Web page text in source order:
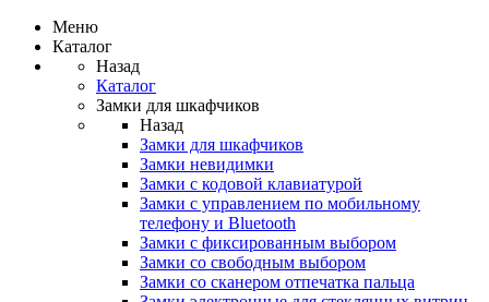
Меню
Каталог
Назад
Каталог
Замки для шкафчиков
Назад
Замки для шкафчиков
Замки невидимки
Замки с кодовой клавиатурой
Замки с управлением по мобильному
телефону и Bluetooth
Замки с фиксированным выбором
Замки со свободным выбором
Замки со сканером отпечатка пальца